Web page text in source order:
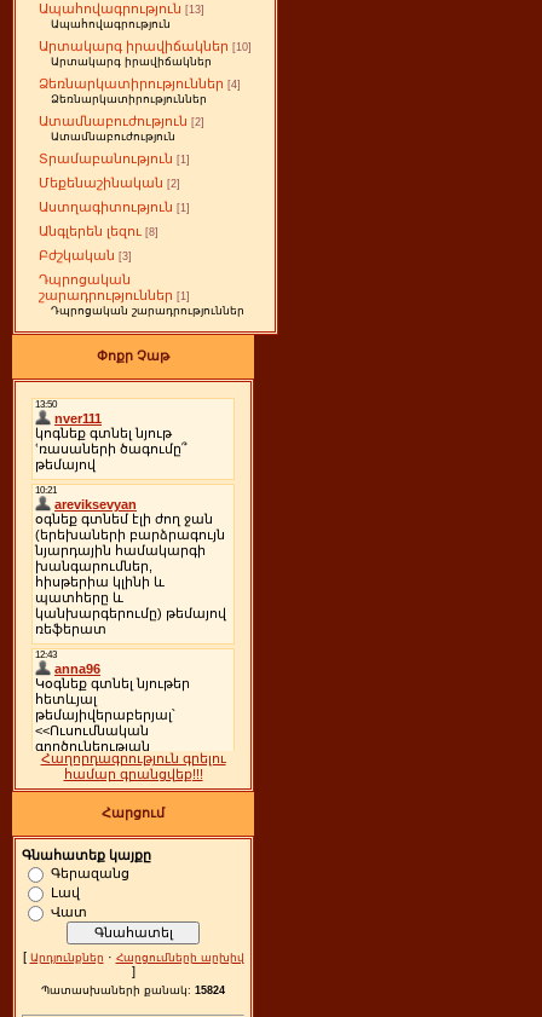
Ապահովագրություն [13]
Ապահովագրություն
Արտակարգ իրավիճակներ [10]
Արտակարգ իրավիճակներ
Ձեռնարկատիրություններ [4]
Ձեռնարկատիրություններ
Ատամնաբուժություն [2]
Ատամնաբուժություն
Տրամաբանություն [1]
Մեքենաշինական [2]
Աստղագիտություն [1]
Անգլերեն լեզու [8]
Բժշկական [3]
Դպրոցական
շարադրություններ [1]
Դպրոցական շարադրություններ
Փոքր Չաթ
Հաղորդագրություն գրելու
համար գրանցվեք!!!
Հարցում
Գնահատեք կայքը
Գերազանց
Լավ
Վատ
[ Արդյունքներ · Հարցումների արխիվ
]
Պատասխաների քանակ: 15824